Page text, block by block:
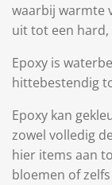
waarbij warmte
uit tot een
Epoxy is
hittebestendig
Epoxy kan
zowel volledig
hier items aan
bloemen of